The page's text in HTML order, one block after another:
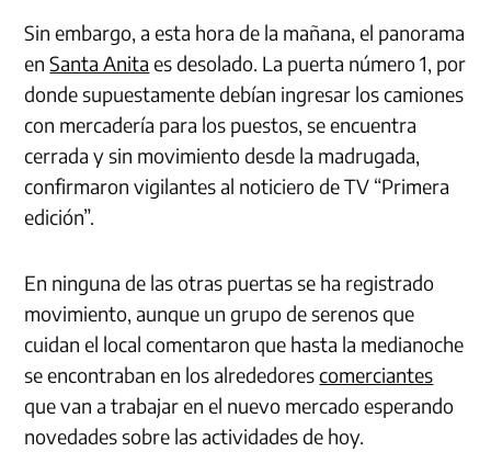
Sin embargo, a esta hora de la mañana, el panorama
enSanta Anita es desolado. La puerta número 1, por
donde supuestamente debían ingresar los camiones
con mercadería para los puestos, se encuentra
cerrada y sin movimiento desde la madrugada,
confirmaron vigilantes al noticiero de TV “Primera
edición”.
En ninguna de las otras puertas se ha registrado
movimiento, aunque un grupo de serenos que
cuidan el local comentaron que hasta la medianoche
se encontraban en los alrededorescomerciantes
que van a trabajar en el nuevo mercado esperando
novedades sobre las actividades de hoy.